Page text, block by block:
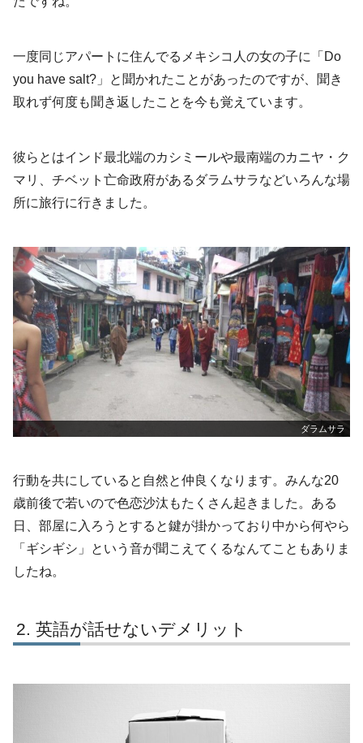
一度同じアパートに住んでるメキシコ人の女の子に「Do
you have salt?」と聞かれたことがあったのですが、聞き
取れず何度も聞き返したことを今も覚えています。
彼らとはインド最北端のカシミールや最南端のカニヤ・ク
マリ、チベット亡命政府があるダラムサラなどいろんな場
所に旅行に行きました。
ダラムサラ
行動を共にしていると自然と仲良くなります。みんな20
歳前後で若いので色恋沙汰もたくさん起きました。ある
日、部屋に入ろうとすると鍵が掛かっており中から何やら
「ギシギシ」という音が聞こえてくるなんてこともありま
したね。
英語が話せないデメリット